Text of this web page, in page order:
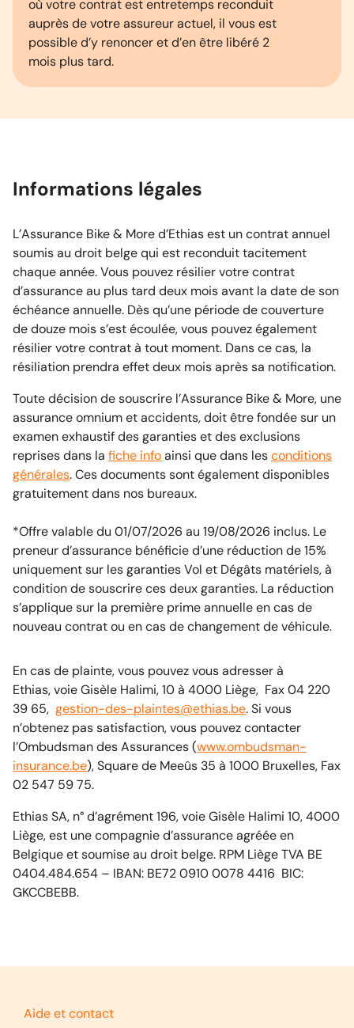
où votre contrat est entretemps reconduit
auprès de votre assureur actuel, il vous est
possible d’y renoncer et d’en être libéré 2
mois plus tard.
Informations légales
L’Assurance Bike & More d’Ethias est un contrat annuel
soumis au droit belge qui est reconduit tacitement
chaque année. Vous pouvez résilier votre contrat
d’assurance au plus tard deux mois avant la date de son
échéance annuelle. Dès qu’une période de couverture
de douze mois s’est écoulée, vous pouvez également
résilier votre contrat à tout moment. Dans ce cas, la
résiliation prendra effet deux mois après sa notification.
Toute décision de souscrire l’Assurance Bike & More, une
assurance omnium et accidents, doit être fondée sur un
examen exhaustif des garanties et des exclusions
reprises dans la fiche infoainsi que dans lesconditions
générales. Ces documents sont également disponibles
gratuitement dans nos bureaux.
*Offre valable du 01/07/2026 au 19/08/2026 inclus. Le
preneur d’assurance bénéficie d’une réduction de 15%
uniquement sur les garanties Vol et Dégâts matériels, à
condition de souscrire ces deux garanties. La réduction
s’applique sur la première prime annuelle en cas de
nouveau contrat ou en cas de changement de véhicule.
En cas de plainte, vous pouvez vous adresser à
Ethias, voie Gisèle Halimi, 10 à 4000 Liège, Fax 04 220
39 65, gestion-des-plaintes@ethias.be. Si vous
n’obtenez pas satisfaction, vous pouvez contacter
l’Ombudsman des Assurances (www.ombudsman-
insurance.be), Square de Meeûs 35 à 1000 Bruxelles, Fax
02 547 59 75.
Ethias SA, n° d’agrément 196, voie Gisèle Halimi 10, 4000
Liège, est une compagnie d’assurance agréée en
Belgique et soumise au droit belge. RPM Liège TVA BE
0404.484.654 – IBAN: BE72 0910 0078 4416 BIC:
GKCCBEBB.
Aide et contact